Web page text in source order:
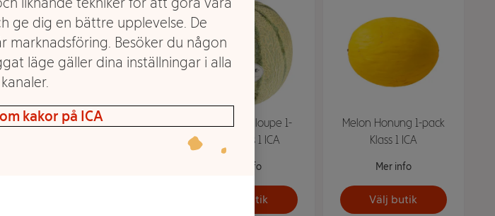
Melon Galia 1-pack
Melon Cantaloupe 1-
pack Klass 1 ICA
Mer info
Välj butik
Melon Honung 1-pack
Klass 1 ICA
Mer info
Välj butik
ge dig en bättre upplevelse. De
marknadsföring. Besöker du någon
läge gäller dina inställningar i alla
kanaler.
kakor på ICA